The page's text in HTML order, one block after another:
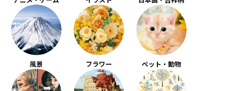
風景 フラワー ペット・動物